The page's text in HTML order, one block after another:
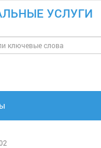
УСЛУГИ